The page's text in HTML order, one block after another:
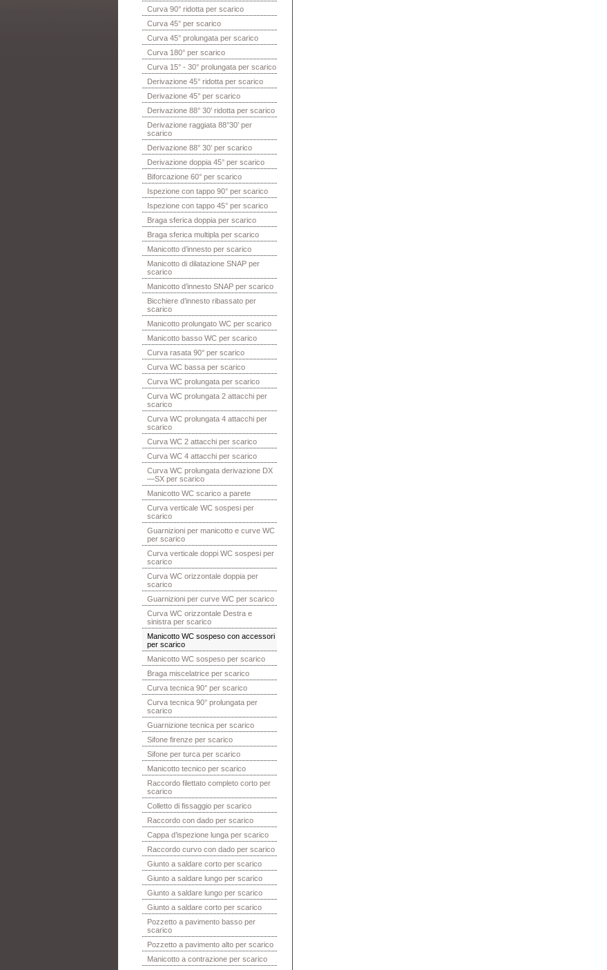
Curva 90° ridotta per scarico
Curva 45° per scarico
Curva 45° prolungata per scarico
Curva 180° per scarico
Curva 15° - 30° prolungata per scarico
Derivazione 45° ridotta per scarico
Derivazione 45° per scarico
Derivazione 88° 30’ ridotta per scarico
Derivazione raggiata 88°30’ per
scarico
Derivazione 88° 30’ per scarico
Derivazione doppia 45° per scarico
Biforcazione 60° per scarico
Ispezione con tappo 90° per scarico
Ispezione con tappo 45° per scarico
Braga sferica doppia per scarico
Braga sferica multipla per scarico
Manicotto d’innesto per scarico
Manicotto di dilatazione SNAP per
scarico
Manicotto d’innesto SNAP per scarico
Bicchiere d’innesto ribassato per
scarico
Manicotto prolungato WC per scarico
Manicotto basso WC per scarico
Curva rasata 90° per scarico
Curva WC bassa per scarico
Curva WC prolungata per scarico
Curva WC prolungata 2 attacchi per
scarico
Curva WC prolungata 4 attacchi per
scarico
Curva WC 2 attacchi per scarico
Curva WC 4 attacchi per scarico
Curva WC prolungata derivazione DX
—SX per scarico
Manicotto WC scarico a parete
Curva verticale WC sospesi per
scarico
Guarnizioni per manicotto e curve WC
per scarico
Curva verticale doppi WC sospesi per
scarico
Curva WC orizzontale doppia per
scarico
Guarnizioni per curve WC per scarico
Curva WC orizzontale Destra e
sinistra per scarico
Manicotto WC sospeso con accessori
per scarico
Manicotto WC sospeso per scarico
Braga miscelatrice per scarico
Curva tecnica 90° per scarico
Curva tecnica 90° prolungata per
scarico
Guarnizione tecnica per scarico
Sifone firenze per scarico
Sifone per turca per scarico
Manicotto tecnico per scarico
Raccordo filettato completo corto per
scarico
Colletto di fissaggio per scarico
Raccordo con dado per scarico
Cappa d’ispezione lunga per scarico
Raccordo curvo con dado per scarico
Giunto a saldare corto per scarico
Giunto a saldare lungo per scarico
Giunto a saldare lungo per scarico
Giunto a saldare corto per scarico
Pozzetto a pavimento basso per
scarico
Pozzetto a pavimento alto per scarico
Manicotto a contrazione per scarico